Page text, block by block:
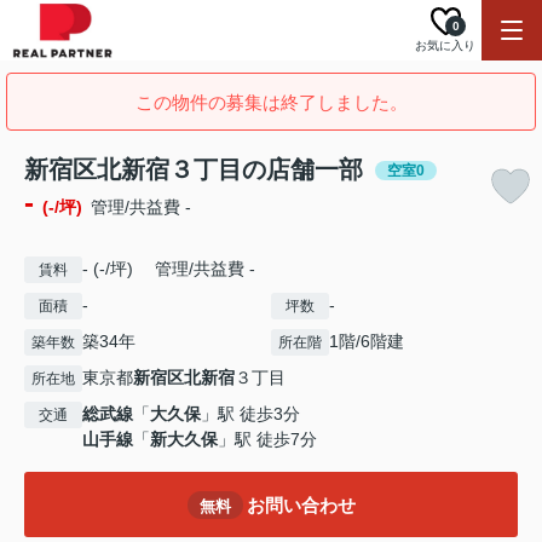
お気に入り
0
この物件の募集は終了しました。
新宿区北新宿３丁目の店舗一部 空室0
- (-/坪) 管理/共益費 -
賃料 - (-/坪) 管理/共益費 -
面積 - 坪数 -
築年数 築34年 所在階 1階/6階建
所在地 東京都新宿区北新宿３丁目
交通 総武線 「大久保 」駅 徒歩3分
山手線 「新大久保 」駅 徒歩7分
無料 お問い合わせ